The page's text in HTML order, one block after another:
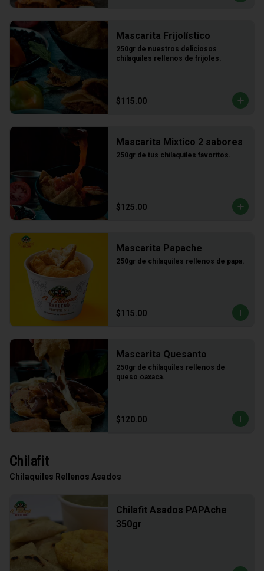
Mascarita Frijolístico
250gr de nuestros deliciosos
chilaquiles rellenos de frijoles.
$115.00
Mascarita Mixtico 2 sabores
250gr de tus chilaquiles favoritos.
$125.00
Mascarita Papache
250gr de chilaquiles rellenos de papa.
$115.00
Mascarita Quesanto
250gr de chilaquiles rellenos de
queso oaxaca.
$120.00
Chilafit
Chilaquiles Rellenos Asados
Chilafit Asados PAPAche
350gr